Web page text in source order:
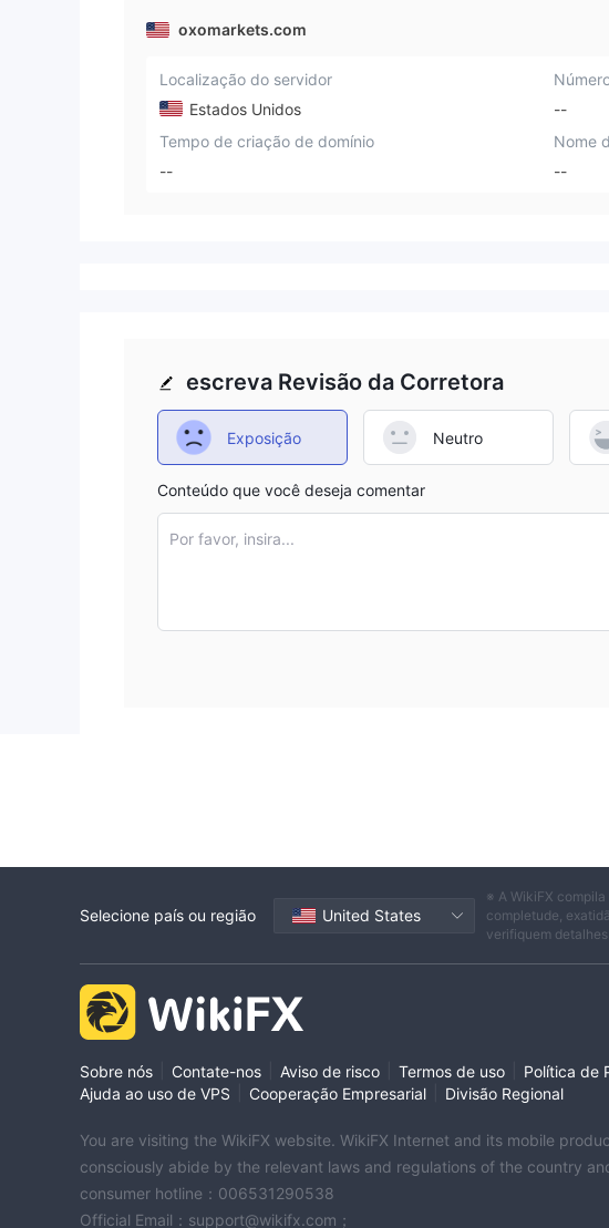
oxomarkets.com
Localização do servidor
Estados Unidos
--
Tempo de criação de domínio
--
Nome
--
escreva Revisão da Corretora
Exposição Neutro
Conteúdo que você deseja comentar
Por favor, insira...
Selecione país ou região United States
※ A WikiFX
completude,
verifiquem
Sobre nós Contate-nos Aviso de risco Termos de uso Política de
Ajuda ao uso de VPS
Cooperação Empresarial Divisão Regional
You are visiting the WikiFX website. WikiFX Internet and its mobile
consciously abide by the relevant laws and regulations of the country
consumer hotline：006531290538
Official Email：support@wikifx.com；